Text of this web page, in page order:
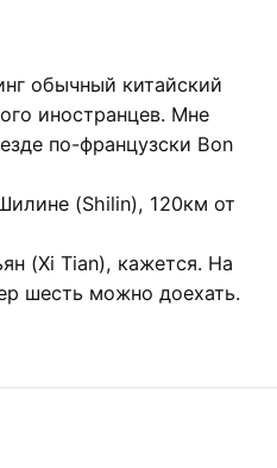
обычный китайский
иностранцев. Мне
по-французски Bon
(Shilin), 120км от
(Xi Tian), кажется. На
шесть можно доехать.